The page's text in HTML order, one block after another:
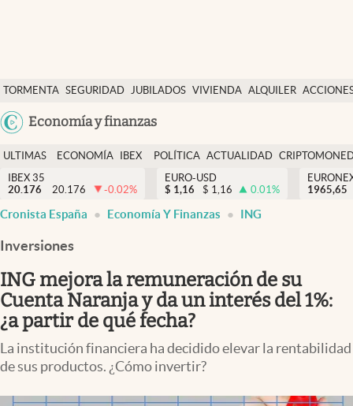
TORMENTA SEGURIDAD JUBILADOS VIVIENDA ALQUILER
USA
Economía y finanzas
Economía y finanzas
Política
Actualidad
Criptomonedas
España
ULTIMAS
NOTICIAS
ECONOMÍA
FINANZAS
IBEX
EURO
POLÍTICA ACTUALIDAD
IBEX 35
20.176
20.176 -0.02%
EURO-USD
$ 1,16 $ 1,16 0.01%
1965,65
Cronista España Economía Y Finanzas ING
Inversiones
ING mejora la remuneración de su
Cuenta Naranja y da un interés del 1%:
¿a partir de qué fecha?
La institución financiera ha decidido elevar la rentabilidad
de sus productos. ¿Cómo invertir?